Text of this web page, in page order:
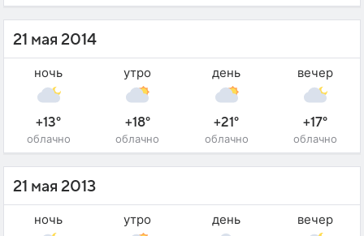
21 мая 2014
ночь
+13°
облачно
утро
+18°
облачно
день
+21°
облачно
вечер
+17°
облачно
21 мая 2013
ночь утро день вечер